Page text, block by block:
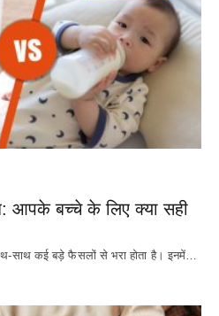
आपके बच्चे के लिए क्या सही
साथ कई बड़े फैसलों से भरा होता है। इनमें…